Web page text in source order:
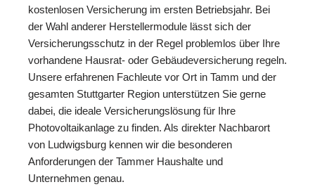
kostenlosen Versicherung im ersten Betriebsjahr. Bei
der Wahl anderer Herstellermodule lässt sich der
Versicherungsschutz in der Regel problemlos über Ihre
vorhandene Hausrat- oder Gebäudeversicherung regeln.
Unsere erfahrenen Fachleute vor Ort in Tamm und der
gesamten Stuttgarter Region unterstützen Sie gerne
dabei, die ideale Versicherungslösung für Ihre
Photovoltaikanlage zu finden. Als direkter Nachbarort
von Ludwigsburg kennen wir die besonderen
Anforderungen der Tammer Haushalte und
Unternehmen genau.